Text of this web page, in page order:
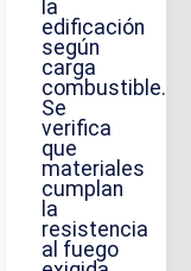
la
edificación
según
carga
combustible.
Se
verifica
que
materiales
cumplan
la
resistencia
al fuego